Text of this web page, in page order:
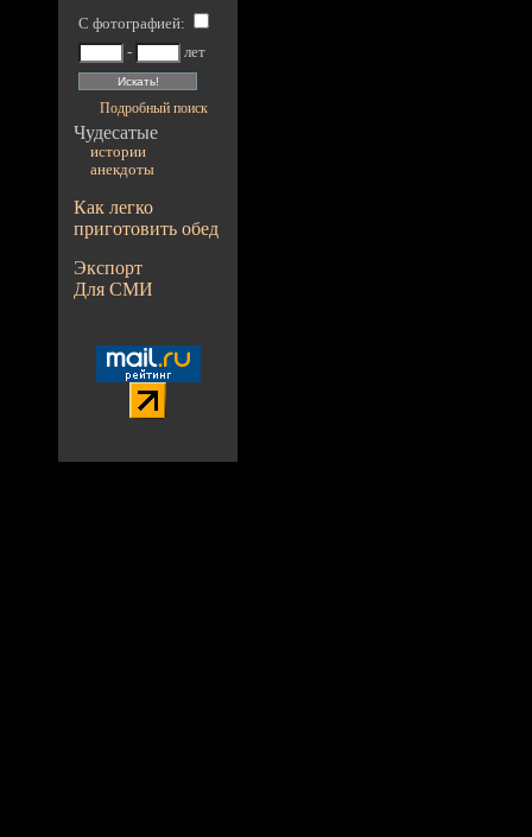
С фотографией:
-
лет
Подробный поиск
Чудесатые
истории
анекдоты
Как легко
приготовить обед
Экспорт
Для СМИ